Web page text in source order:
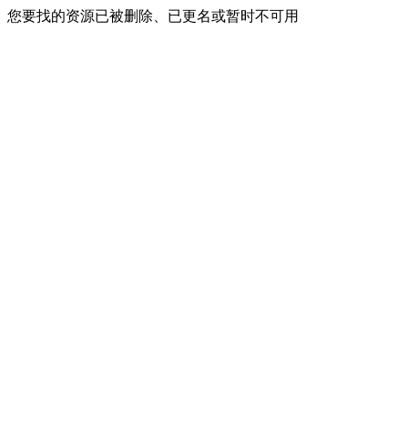
您要找的资源已被删除、已更名或暂时不可用